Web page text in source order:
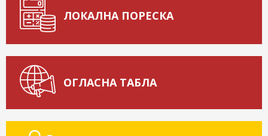
ЛОКАЛНА ПОРЕСКА
ОГЛАСНА ТАБЛА